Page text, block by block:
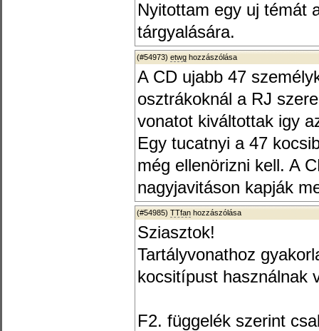
Nyitottam egy uj témát
tárgyalására.
(#54973) etwg hozzászólása
A CD ujabb 47
osztrákoknál a RJ
vonatot kiváltottak igy
Egy tucatnyi a 47
még ellenörizni kell. A
nagyjavitáson kapják
(#54985) TTfan hozzászólása
Sziasztok!
Tartályvonathoz
kocsitípust használnak
F2. függelék szerint